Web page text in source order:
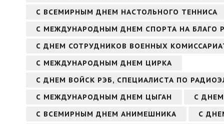
С ВСЕМИРНЫМ ДНЕМ НАСТОЛЬНОГО ТЕННИСА
С МЕЖДУНАРОДНЫМ ДНЕМ СПОРТА НА БЛАГО
С ДНЕМ СОТРУДНИКОВ ВОЕННЫХ
С МЕЖДУНАРОДНЫМ ДНЕМ ЦИРКА
С ДНЕМ ВОЙСК РЭБ, СПЕЦИАЛИСТА ПО
С МЕЖДУНАРОДНЫМ ДНЕМ ЦЫГАН
С
С ВСЕМИРНЫМ ДНЕМ АНИМЕШНИКА
С